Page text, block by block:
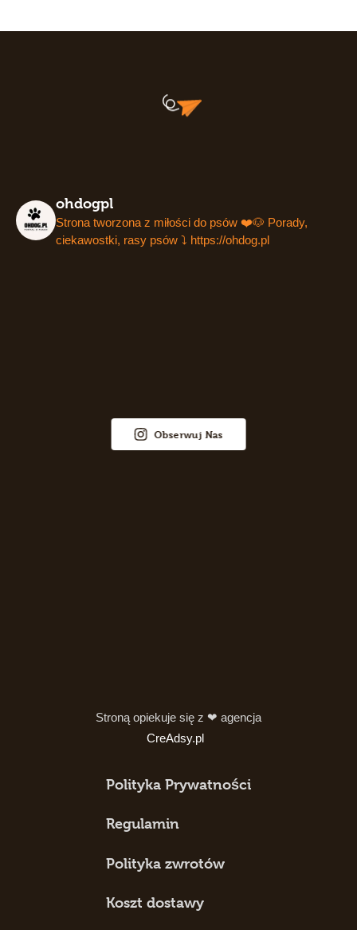
ohdogpl
Strona tworzona z miłości do psów ❤️🐶 Porady,
ciekawostki, rasy psów ⤵️ https://ohdog.pl
Więcej
Obserwuj Nas
Stroną opiekuje się z ❤ agencja
CreAdsy.pl
Polityka Prywatności
Regulamin
Polityka zwrotów
Koszt dostawy